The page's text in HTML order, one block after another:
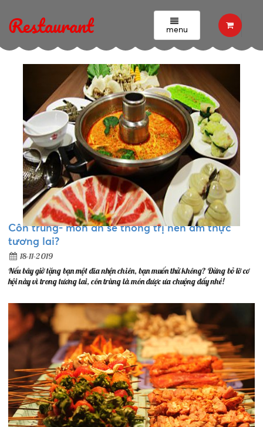
Restaurant menu
Tin tức - Sự kiện
Côn trùng- món ăn sẽ thống trị nền ẩm thực
tương lai?
18-11-2019
Nếu bây giờ tặng bạn một đĩa nhện chiên, bạn muốn thử không? Đừng bỏ lỡ cơ
hội này vì trong tương lai, côn trùng là món được ưa chuộng đấy nhé!